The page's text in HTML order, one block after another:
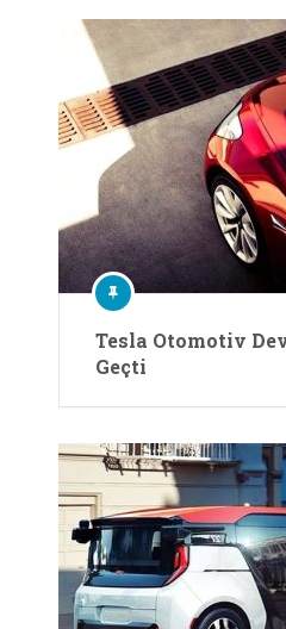
Tesla Otomotiv
Geçti